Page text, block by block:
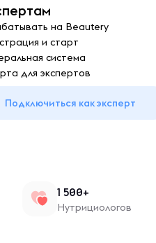
на Beautery
и старт
система
для экспертов
Подключиться как эксперт
1 500+
Нутрициологов